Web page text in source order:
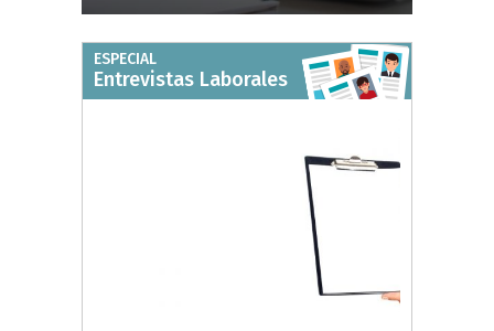
ESPECIAL
Entrevistas Laborales